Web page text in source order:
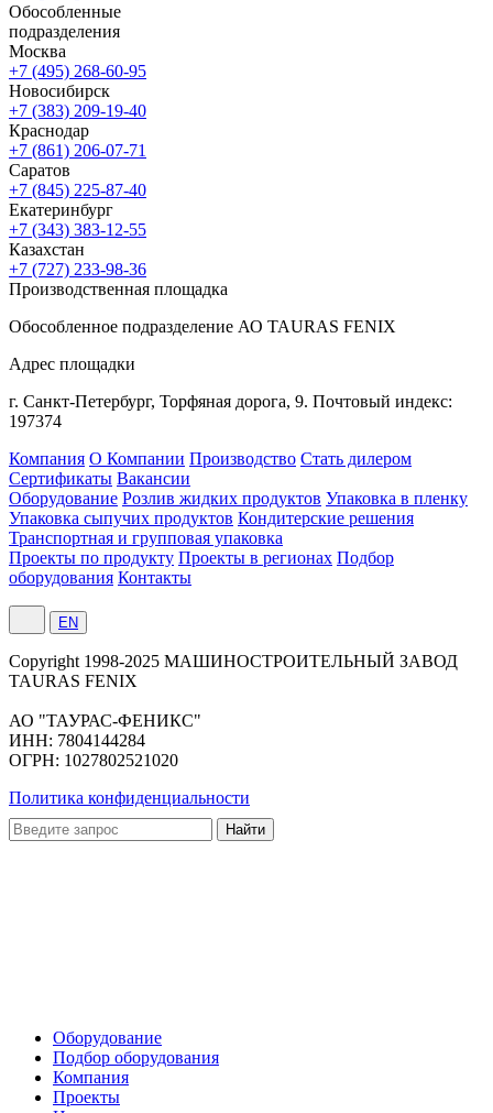
Обособленные
подразделения
Москва
+7 (495) 268-60-95
Новосибирск
+7 (383) 209-19-40
Краснодар
+7 (861) 206-07-71
Саратов
+7 (845) 225-87-40
Екатеринбург
+7 (343) 383-12-55
Казахстан
+7 (727) 233-98-36
Производственная площадка
Обособленное подразделение АО TAURAS FENIX
Адрес площадки
г. Санкт-Петербург, Торфяная дорога, 9. Почтовый индекс:
197374
Компания О Компании Производство Стать дилером
Сертификаты Вакансии
Оборудование Розлив жидких продуктов Упаковка в пленку
Упаковка сыпучих продуктов Кондитерские решения
Транспортная и групповая упаковка
Проекты по продукту Проекты в регионах Подбор
оборудования Контакты
EN
Сopyright 1998-2025 МАШИНОСТРОИТЕЛЬНЫЙ ЗАВОД
TAURAS FENIX
АО "ТАУРАС-ФЕНИКС"
ИНН: 7804144284
ОГРН: 1027802521020
Политика конфиденциальности
Оборудование
Подбор оборудования
Компания
Проекты